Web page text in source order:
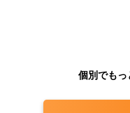
個別でもっ